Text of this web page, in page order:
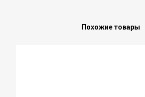
Похожие товары